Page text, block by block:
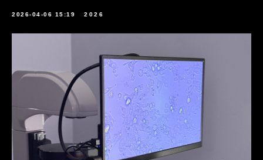
2026-04-06 15:19 2026